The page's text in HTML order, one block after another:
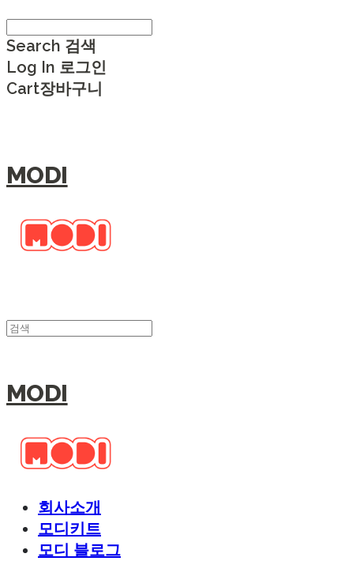
Search 검색
Log In 로그인
Cart장바구니
MODI
MODI
회사소개
모디키트
모디 블로그